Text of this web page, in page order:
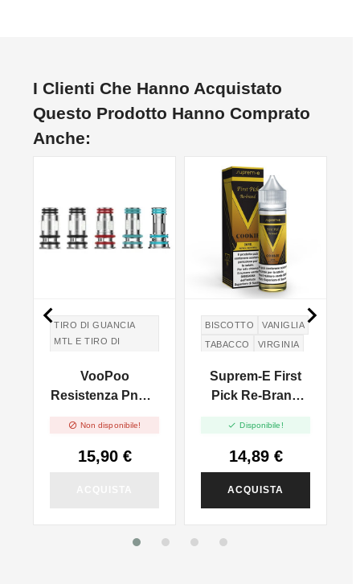
I Clienti Che Hanno Acquistato
Questo Prodotto Hanno Comprato
Anche:
TIRO DI GUANCIA
MTL E TIRO DI
TIRO IN GUANCIA
MTL E TIRO DI
VooPoo
Resistenza PnP X
 Non disponibile!
15,90 €
BISCOTTO
VANIGLIA
TABACCO
VIRGINIA
Suprem-E First
Pick Re-Brand
Vape - 20ml
 Disponibile!
14,89 €
ACQUISTA
 